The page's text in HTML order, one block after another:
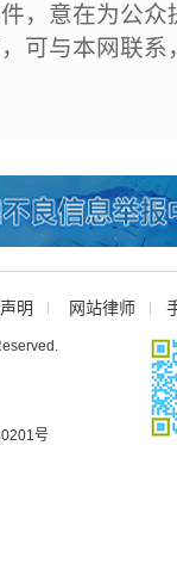
，意在为公
可与本网联
明 网站律师
号